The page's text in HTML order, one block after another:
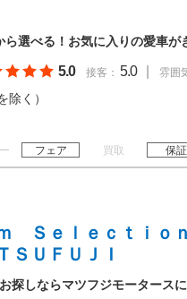
選べる！お気に入りの愛車が
5.0 接客： 5.0 雰囲
除く）
フェア 買取 保証
Ｓｅｌｅｃｔｉ
ＵＦＵＪＩ
探しならマツフジモータースに